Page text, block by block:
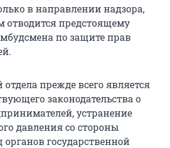
в направлении надзора,
отводится предстоящему
по защите прав
прежде всего является
законодательства о
устранение
давления со стороны
государственной